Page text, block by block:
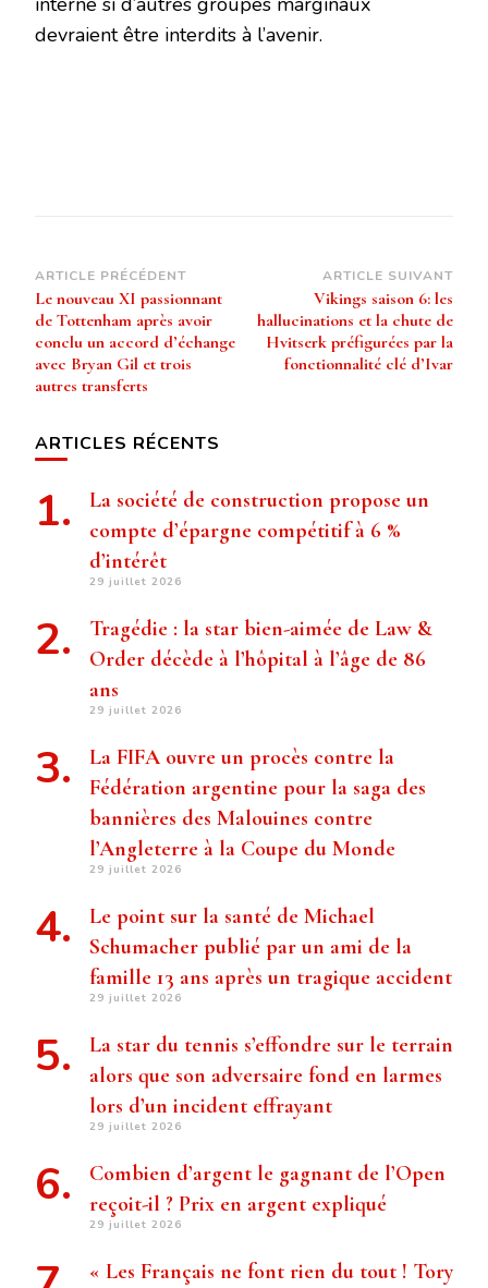
devraient être interdits à l’avenir.
Navigation
d’article
ARTICLE PRÉCÉDENT
Le nouveau XI passionnant
de Tottenham après avoir
conclu un accord d’échange
avec Bryan Gil et trois
autres transferts
ARTICLE SUIVANT
Vikings saison 6: les
hallucinations et la chute de
Hvitserk préfigurées par la
fonctionnalité clé d’Ivar
ARTICLES RÉCENTS
La société de construction propose un
compte d’épargne compétitif à 6 %
d’intérêt
29 juillet 2026
Tragédie : la star bien-aimée de Law &
Order décède à l’hôpital à l’âge de 86
ans
29 juillet 2026
La FIFA ouvre un procès contre la
Fédération argentine pour la saga des
bannières des Malouines contre
l’Angleterre à la Coupe du Monde
29 juillet 2026
Le point sur la santé de Michael
Schumacher publié par un ami de la
famille 13 ans après un tragique accident
29 juillet 2026
La star du tennis s’effondre sur le terrain
alors que son adversaire fond en larmes
lors d’un incident effrayant
29 juillet 2026
Combien d’argent le gagnant de l’Open
reçoit-il ? Prix ​​en argent expliqué
29 juillet 2026
« Les Français ne font rien du tout ! Tory